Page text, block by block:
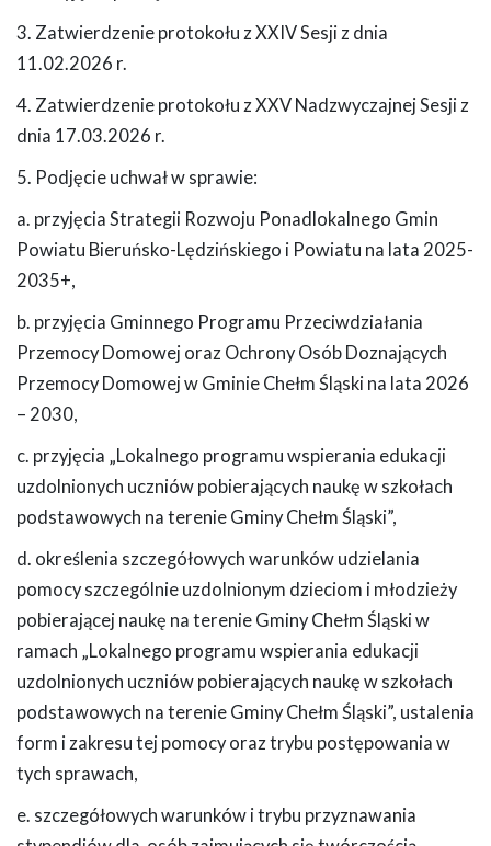
3. Zatwierdzenie protokołu z XXIV Sesji z dnia
11.02.2026 r.
4. Zatwierdzenie protokołu z XXV Nadzwyczajnej Sesji z
dnia 17.03.2026 r.
5. Podjęcie uchwał w sprawie:
a. przyjęcia Strategii Rozwoju Ponadlokalnego Gmin
Powiatu Bieruńsko-Lędzińskiego i Powiatu na lata 2025-
2035+,
b. przyjęcia Gminnego Programu Przeciwdziałania
Przemocy Domowej oraz Ochrony Osób Doznających
Przemocy Domowej w Gminie Chełm Śląski na lata 2026
– 2030,
c. przyjęcia „Lokalnego programu wspierania edukacji
uzdolnionych uczniów pobierających naukę w szkołach
podstawowych na terenie Gminy Chełm Śląski”,
d. określenia szczegółowych warunków udzielania
pomocy szczególnie uzdolnionym dzieciom i młodzieży
pobierającej naukę na terenie Gminy Chełm Śląski w
ramach „Lokalnego programu wspierania edukacji
uzdolnionych uczniów pobierających naukę w szkołach
podstawowych na terenie Gminy Chełm Śląski”, ustalenia
form i zakresu tej pomocy oraz trybu postępowania w
tych sprawach,
e. szczegółowych warunków i trybu przyznawania